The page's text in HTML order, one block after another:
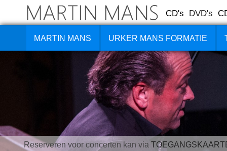
CD's DVD's
MARTIN MANS URKER MANS FORMATIE
Reserveren voor concerten kan via